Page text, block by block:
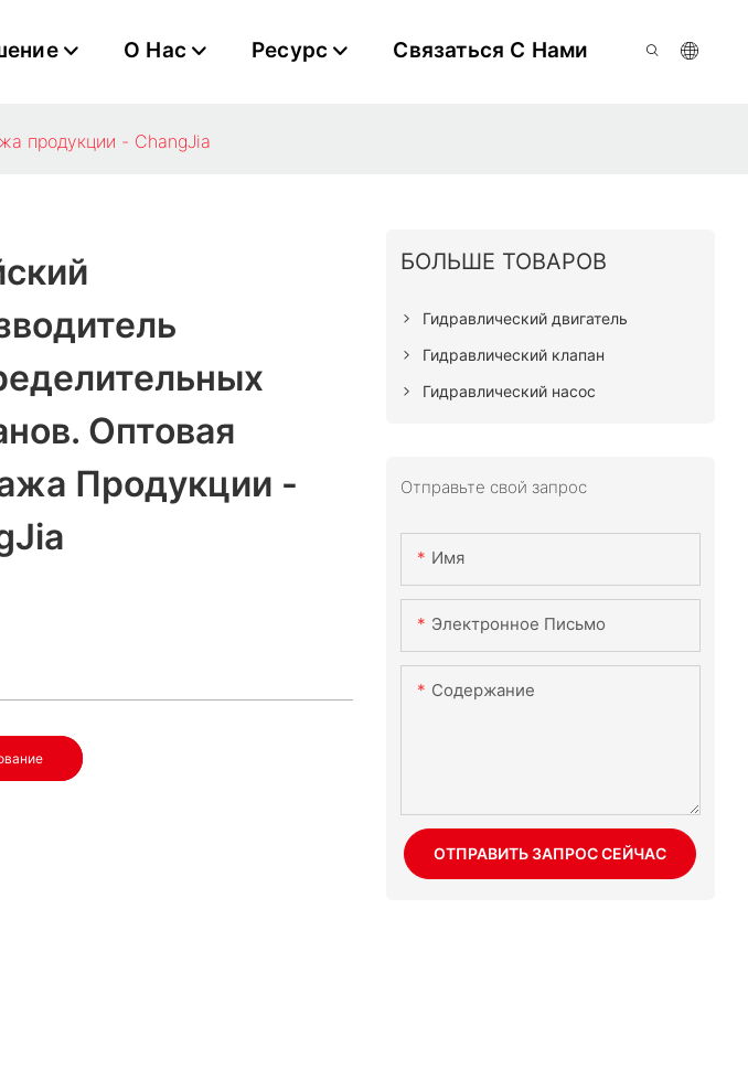
О Нас Ресурс Связаться С Нами
продукции - ChangJia
Оптовая
Продукции -
БОЛЬШЕ ТОВАРОВ
Гидравлический двигатель
Гидравлический клапан
Гидравлический насос
Отправьте свой запрос
Имя
Электронное Письмо
Содержание
ОТПРАВИТЬ ЗАПРОС СЕЙЧАС